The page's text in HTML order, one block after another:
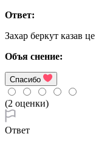
Ответ:
Захар беркут казав це
Объя снение:
Спасибо
(2 оценки)
Ответ